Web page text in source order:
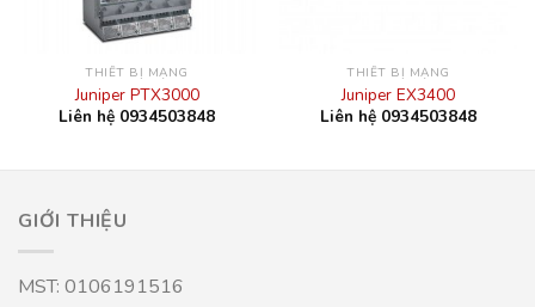
THIẾT BỊ MẠNG
Juniper PTX3000
Liên hệ 0934503848
THIẾT BỊ MẠNG
Juniper EX3400
Liên hệ 0934503848
GIỚI THIỆU
MST: 0106191516